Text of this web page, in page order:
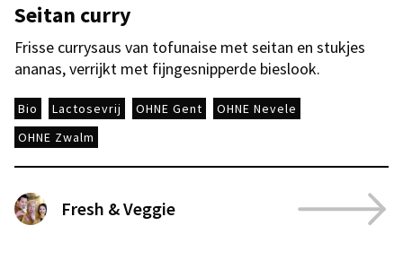
Seitan curry
Frisse currysaus van tofunaise met seitan en stukjes
ananas, verrijkt met fijngesnipperde bieslook.
Bio Lactosevrij OHNE Gent
OHNE Nevele
OHNE Zwalm
Fresh & Veggie